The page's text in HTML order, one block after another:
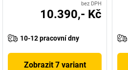
bez DPH
10.390,- Kč
10-12 pracovní dny
Zobrazit 7 variant